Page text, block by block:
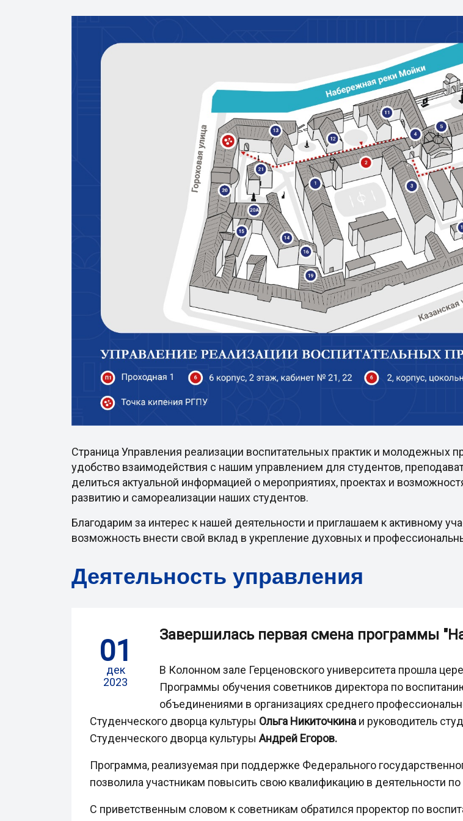
Страница Управления реализации воспитательных практик и молодежных
удобство взаимодействия с нашим управлением для студентов,
делиться актуальной информацией о мероприятиях, проектах и
развитию и самореализации наших студентов.
Благодарим за интерес к нашей деятельности и приглашаем к активному
возможность внести свой вклад в укрепление духовных и
Деятельность управления
01
дек
2023
Завершилась первая смена программы
В Колонном зале Герценовского университета прошла
Программы обучения советников директора по
объединениями в организациях среднего
Студенческого дворца культуры Ольга Никиточкина и руководитель
Студенческого дворца культуры Андрей Егоров.
Программа, реализуемая при поддержке Федерального
позволила участникам повысить свою квалификацию в деятельности
С приветственным словом к советникам обратился проректор по